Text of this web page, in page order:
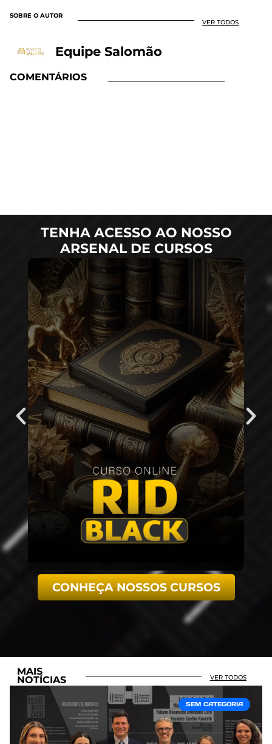
SOBRE O AUTOR
VER TODOS
Equipe Salomão
COMENTÁRIOS
TENHA ACESSO AO NOSSO
ARSENAL DE CURSOS
CONHEÇA NOSSOS CURSOS
MAIS
NOTÍCIAS VER TODOS
SEM CATEGORIA